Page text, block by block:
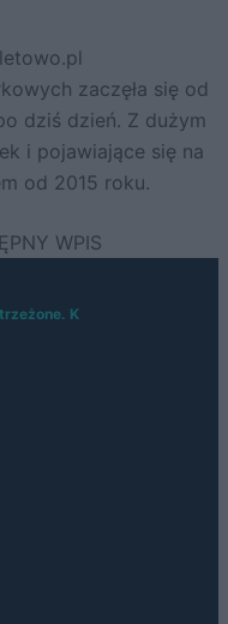
zaczęła się od
dziś dzień. Z dużym
i pojawiające się na
od 2015 roku.
K